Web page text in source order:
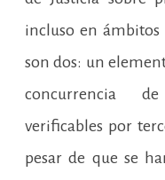
incluso en ámbitos
son dos: un
concurrencia
verificables por
pesar de que se